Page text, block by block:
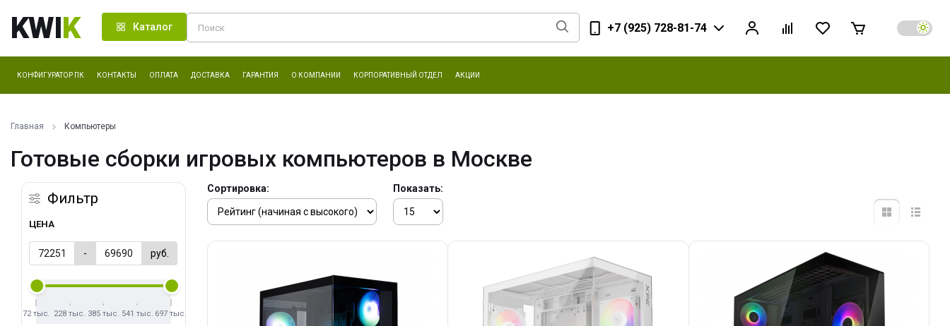
KWIK Каталог +7 (925) 728-81-74
КОНФИГУРАТОР ПК КОНТАКТЫ ОПЛАТА ДОСТАВКА ГАРАНТИЯ О КОМПАНИИ КОРПОРАТИВНЫЙ ОТДЕЛ АКЦИИ
Главная Компьютеры
Готовые сборки игровых компьютеров в Москве
Фильтр
ЦЕНА
- руб.
72 тыс. 228 тыс. 385 тыс. 541 тыс. 697 тыс.
Сортировка: Показать: